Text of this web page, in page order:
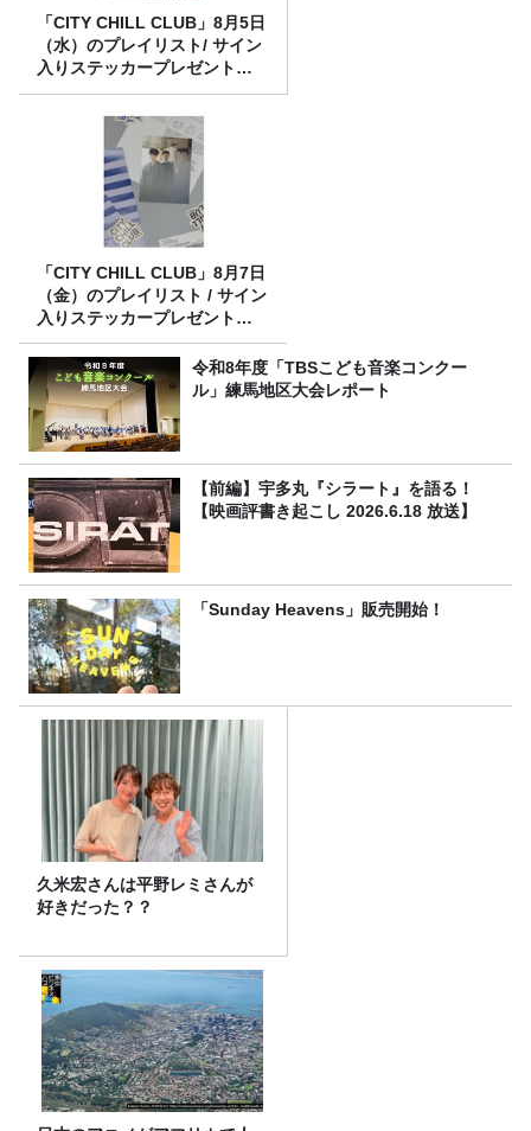
「CITY CHILL CLUB」8月5日
（水）のプレイリスト/ サイン
入りステッカープレゼント有
り
「CITY CHILL CLUB」8月7日
（金）のプレイリスト / サイン
入りステッカープレゼント有
り
令和8年度「TBSこども音楽コンクー
ル」練馬地区大会レポート
【前編】宇多丸『シラート』を語る！
【映画評書き起こし 2026.6.18 放送】
「Sunday Heavens」販売開始！
久米宏さんは平野レミさんが
好きだった？？